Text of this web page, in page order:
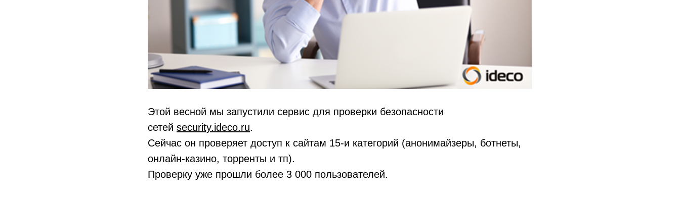
Этой весной мы запустили сервис для проверки безопасности
сетей security.ideco.ru.
Сейчас он проверяет доступ к сайтам 15-и категорий (анонимайзеры, ботнеты,
онлайн-казино, торренты и тп).
Проверку уже прошли более 3 000 пользователей.